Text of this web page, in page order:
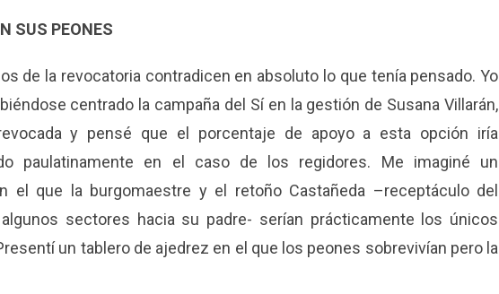
SUS PEONES
de la revocatoria contradicen en absoluto lo que tenía pensado. Yo
centrado la campaña del Sí en la gestión de Susana Villarán,
y pensé que el porcentaje de apoyo a esta opción iría
paulatinamente en el caso de los regidores. Me imaginé un
el que la burgomaestre y el retoño Castañeda –receptáculo del
sectores hacia su padre- serían prácticamente los únicos
un tablero de ajedrez en el que los peones sobrevivían pero la